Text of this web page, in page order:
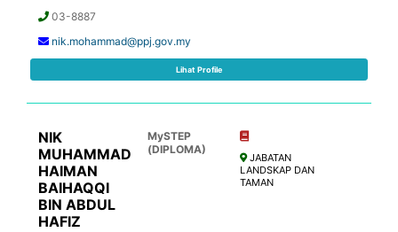
03-8887
nik.mohammad@ppj.gov.my
Lihat Profile
NIK
MUHAMMAD
HAIMAN
BAIHAQQI
BIN ABDUL
HAFIZ
MySTEP
(DIPLOMA)
JABATAN
LANDSKAP DAN
TAMAN